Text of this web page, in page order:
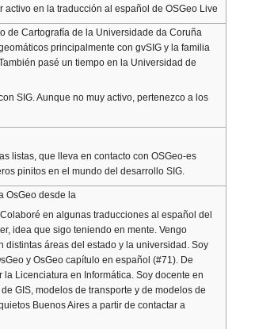
en la traducción al español de OSGeo Live
de Cartografía de la Universidade da Coruña
principalmente con gvSIG y la familia
pasé un tiempo en la Universidad de
SIG. Aunque no muy activo, pertenezco a los
listas, que lleva en contacto con OSGeo-es
pinitos en el mundo del desarrollo SIG.
OsGeo desde la
en algunas traducciones al español del
idea que sigo teniendo en mente. Vengo
áreas del estado y la universidad. Soy
y OsGeo capítulo en español (#71). De
Licenciatura en Informática. Soy docente en
GIS, modelos de transporte y de modelos de
Buenos Aires a partir de contactar a